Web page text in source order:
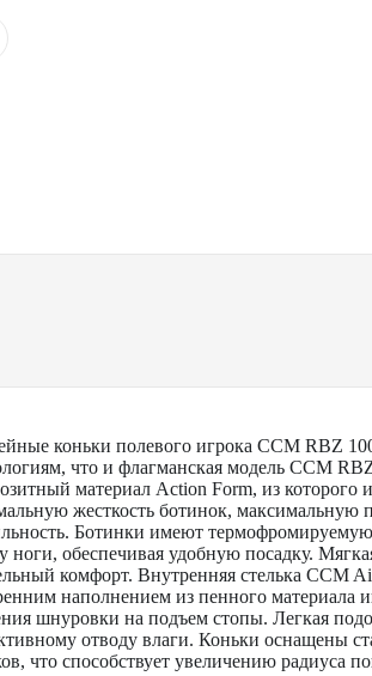
коньки полевого игрока CCM RBZ
что и флагманская модель CCM
материал Action Form, из которого
жесткость ботинок,
Ботинки имеют
ноги, обеспечивая удобную посадку.
комфорт. Внутренняя стелька CCM
наполнением из пенного материала
шнуровки на подъем стопы. Легкая
отводу влаги. Коньки оснащены
что способствует увеличению радиуса